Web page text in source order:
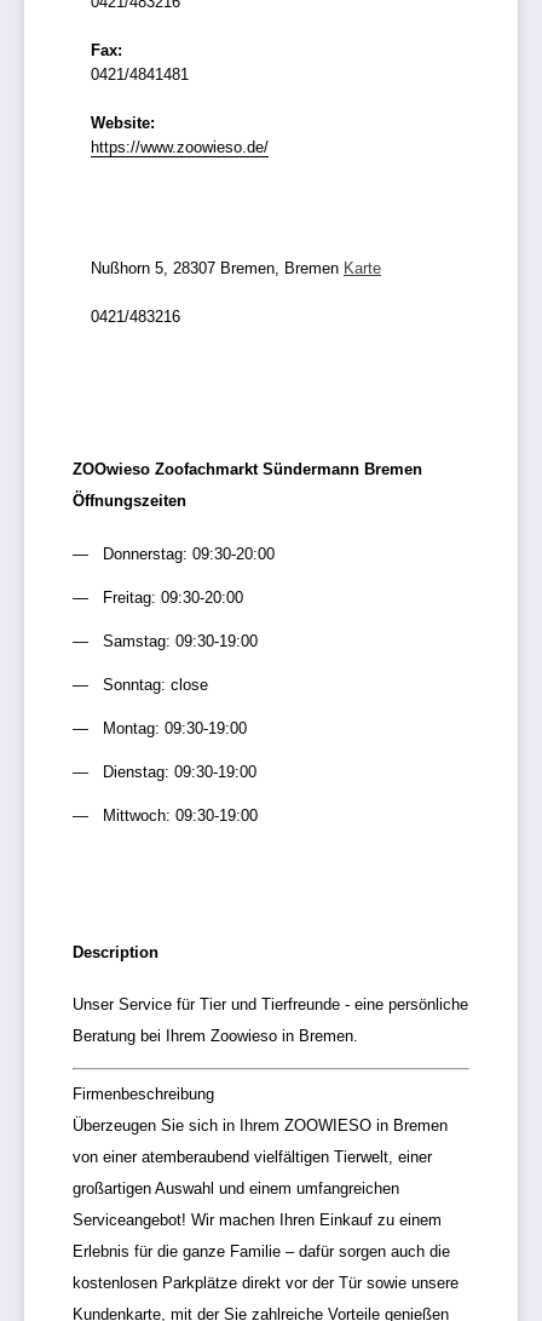
Fax:
0421/4841481
Website:
https://www.zoowieso.de/
Nußhorn 5, 28307 Bremen, Bremen Karte
0421/483216
ZOOwieso Zoofachmarkt Sündermann Bremen
Öffnungszeiten
Donnerstag: 09:30-20:00
Freitag: 09:30-20:00
Samstag: 09:30-19:00
Sonntag: close
Montag: 09:30-19:00
Dienstag: 09:30-19:00
Mittwoch: 09:30-19:00
Description
Unser Service für Tier und Tierfreunde - eine persönliche
Beratung bei Ihrem Zoowieso in Bremen.
Firmenbeschreibung
Überzeugen Sie sich in Ihrem ZOOWIESO in Bremen
von einer atemberaubend vielfältigen Tierwelt, einer
großartigen Auswahl und einem umfangreichen
Serviceangebot! Wir machen Ihren Einkauf zu einem
Erlebnis für die ganze Familie – dafür sorgen auch die
kostenlosen Parkplätze direkt vor der Tür sowie unsere
Kundenkarte, mit der Sie zahlreiche Vorteile genießen